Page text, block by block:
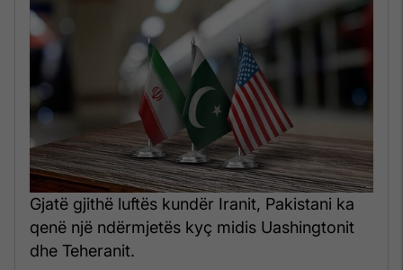
Gjatë gjithë luftës kundër Iranit, Pakistani ka
qenë një ndërmjetës kyç midis Uashingtonit
dhe Teheranit.